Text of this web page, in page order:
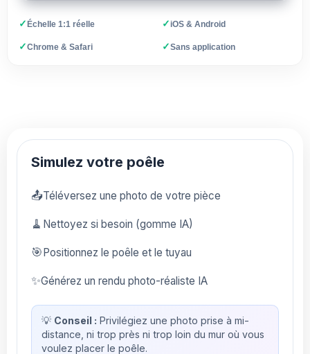
✓Échelle 1:1 réelle ✓iOS & Android
✓Chrome & Safari ✓Sans application
Simulez votre poêle
📤Téléversez une photo de votre pièce
🧹 Nettoyez si besoin (gomme IA)
🎯Positionnez le poêle et le tuyau
✨Générez un rendu photo-réaliste IA
💡 Conseil : Privilégiez une photo prise à mi-
distance, ni trop près ni trop loin du mur où vous
voulez placer le poêle.